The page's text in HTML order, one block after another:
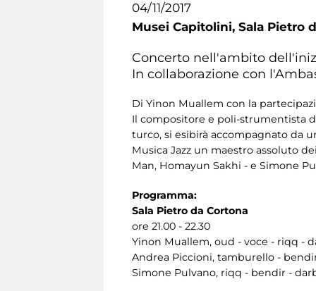
04/11/2017
Musei Capitolini, Sala Pietro
Concerto nell'ambito
In collaborazione con
Di Yinon Muallem con la
Il compositore e poli-strumentista
turco, si esibirà accompagnato da
Musica Jazz un maestro assoluto
Man, Homayun Sakhi - e Simone
Programma:
Sala Pietro da Cortona
ore 21.00 - 22.30
Yinon Muallem, oud - voce - riqq -
Andrea Piccioni, tamburello -
Simone Pulvano, riqq - bendir -